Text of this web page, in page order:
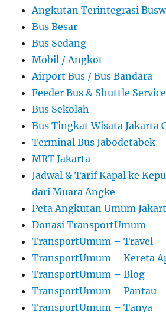
Angkutan Terintegrasi
Bus Besar
Bus Sedang
Mobil / Angkot
Airport Bus / Bus Bandara
Feeder Bus & Shuttle Service
Bus Sekolah
Bus Tingkat Wisata Jakarta
Terminal Bus Jabodetabek
MRT Jakarta
Jadwal & Tarif Kapal ke
dari Muara Angke
Peta Angkutan Umum
Donasi TransportUmum
TransportUmum – Travel
TransportUmum – Kereta
TransportUmum – Blog
TransportUmum – Pantau
TransportUmum – Tanya